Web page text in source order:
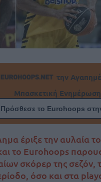
την
Μπασκετική
Πρόσθεσε το Eurohoops
έριξε την αυλαία
το Eurohoops
σκόρερ της σεζόν,
όσο και στα